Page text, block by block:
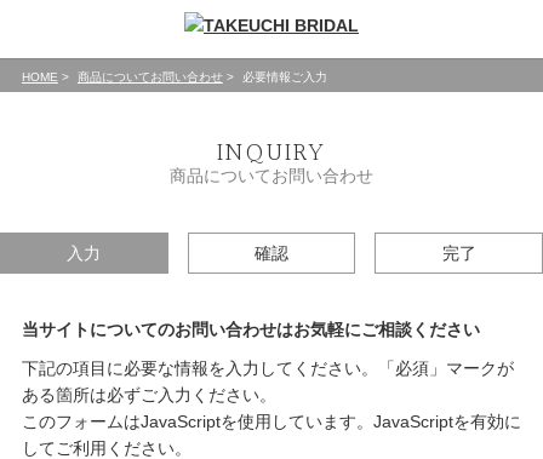
HOME 商品についてお問い合わせ 必要情報ご入力
INQUIRY
商品についてお問い合わせ
入力 確認 完了
当サイトについてのお問い合わせはお気軽にご相談ください
下記の項目に必要な情報を入力してください。「必須」マークが
ある箇所は必ずご入力ください。
このフォームはJavaScriptを使用しています。JavaScriptを有効に
してご利用ください。